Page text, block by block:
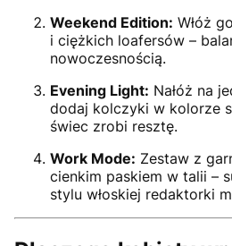
Weekend Edition: Włóż
i ciężkich loafersów –
nowoczesnością.
Evening Light: Nałóż na
dodaj kolczyki w kolorze
świec zrobi resztę.
Work Mode: Zestaw z
cienkim paskiem w talii –
stylu włoskiej redaktorki